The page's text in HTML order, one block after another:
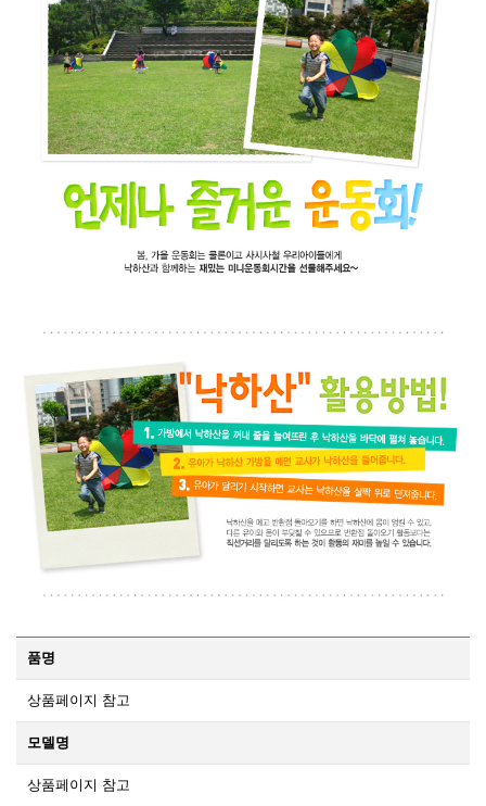
품명
상품페이지 참고
모델명
상품페이지 참고